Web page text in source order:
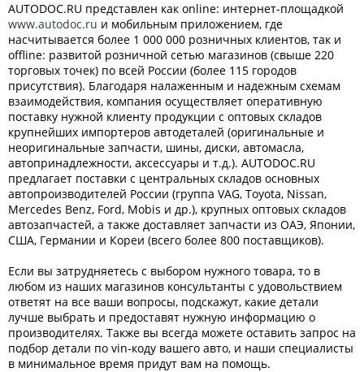
AUTODOC.RU представлен как online: интернет-площадкой
www.autodoc.ru и мобильным приложением, где
насчитывается более 1 000 000 розничных клиентов, так и
offline: развитой розничной сетью магазинов (свыше 220
торговых точек) по всей России (более 115 городов
присутствия). Благодаря налаженным и надежным схемам
взаимодействия, компания осуществляет оперативную
поставку нужной клиенту продукции с оптовых складов
крупнейших импортеров автодеталей (оригинальные и
неоригинальные запчасти, шины, диски, автомасла,
автопринадлежности, аксессуары и т.д.). AUTODOC.RU
предлагает поставки с центральных складов основных
автопроизводителей России (группа VAG, Toyota, Nissan,
Mercedes Benz, Ford, Mobis и др.), крупных оптовых складов
автозапчастей, а также доставляет запчасти из ОАЭ, Японии,
США, Германии и Кореи (всего более 800 поставщиков).
Если вы затрудняетесь с выбором нужного товара, то в
любом из наших магазинов консультанты с удовольствием
ответят на все ваши вопросы, подскажут, какие детали
лучше выбрать и предоставят нужную информацию о
производителях. Также вы всегда можете оставить запрос на
подбор детали по vin-коду вашего авто, и наши специалисты
в минимальное время придут вам на помощь.